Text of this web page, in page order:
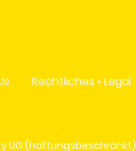
Rechtliches • Legal
UG (haftungsbeschränkt)